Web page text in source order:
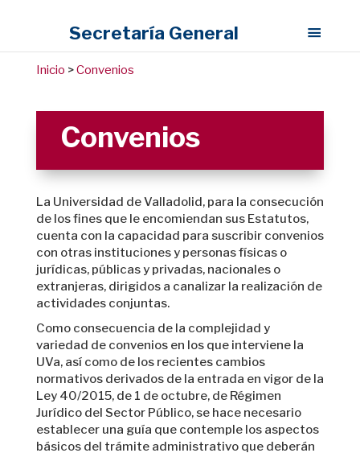
Secretaría General
Inicio >Convenios
Convenios
La Universidad de Valladolid, para la consecución
de los fines que le encomiendan sus Estatutos,
cuenta con la capacidad para suscribir convenios
con otras instituciones y personas físicas o
jurídicas, públicas y privadas, nacionales o
extranjeras, dirigidos a canalizar la realización de
actividades conjuntas.
Como consecuencia de la complejidad y
variedad de convenios en los que interviene la
UVa, así como de los recientes cambios
normativos derivados de la entrada en vigor de la
Ley 40/2015, de 1 de octubre, de Régimen
Jurídico del Sector Público, se hace necesario
establecer una guía que contemple los aspectos
básicos del trámite administrativo que deberán